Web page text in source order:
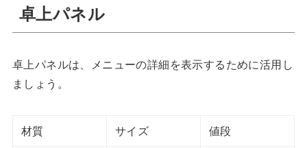
卓上パネル
卓上パネルは、メニューの詳細を表示するために活用し
ましょう。
材質 サイズ 値段